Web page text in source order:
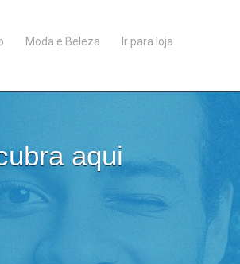
Moda e Beleza Ir para loja
aqui